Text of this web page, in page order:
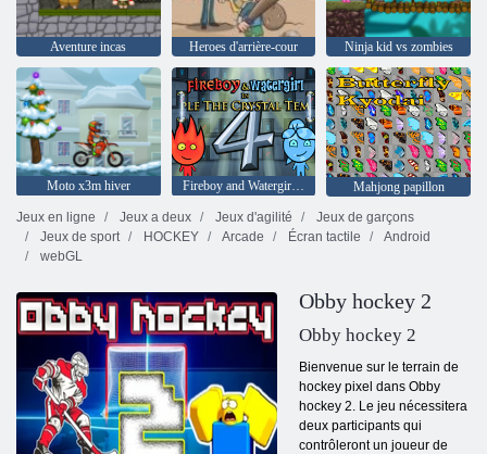
Aventure incas Heroes d'arrière-cour Ninja kid vs zombies
Moto x3m hiver Fireboy and Watergirl 4: The Crystal Temple
Mahjong papillon
Jeux en ligne
Jeux a deux Jeux d'agilité
Jeux de garçons
Jeux de sport
HOCKEY Arcade Écran tactile
Android
webGL
Obby hockey 2
Obby hockey 2
Bienvenue sur le terrain de
hockey pixel dans Obby
hockey 2. Le jeu nécessitera
deux participants qui
contrôleront un joueur de